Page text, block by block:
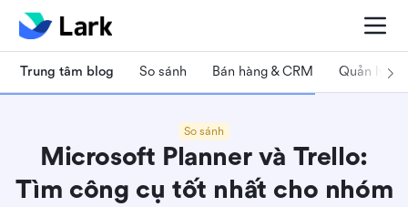
Trung tâm blog So sánh Bán hàng & CRM Quản lý dự
So sánh
Microsoft Planner và Trello:
Tìm công cụ tốt nhất cho nhóm